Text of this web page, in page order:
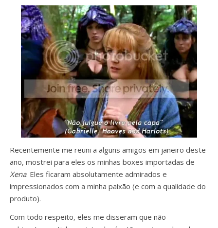
Recentemente me reuni a alguns amigos em janeiro deste
ano, mostrei para eles os minhas boxes importadas de
Xena. Eles ficaram absolutamente admirados e
impressionados com a minha paixão (e com a qualidade do
produto).
Com todo respeito, eles me disseram que não